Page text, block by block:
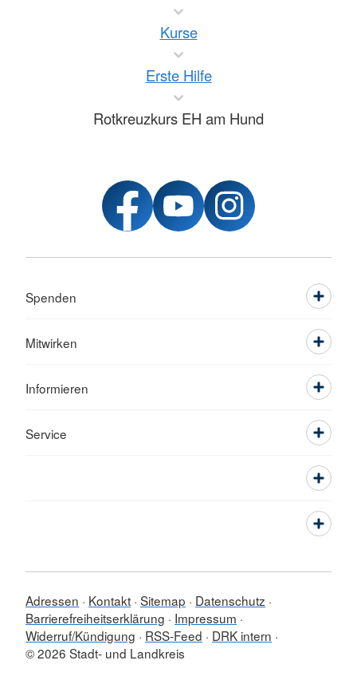
Kurse
Erste Hilfe
Rotkreuzkurs EH am Hund
Spenden
Mitwirken
Informieren
Service
Adressen Kontakt Sitemap
Datenschutz
Barrierefreiheitserklärung
Impressum
Widerruf/Kündigung
RSS-Feed
DRK intern
© 2026 Stadt- und Landkreis